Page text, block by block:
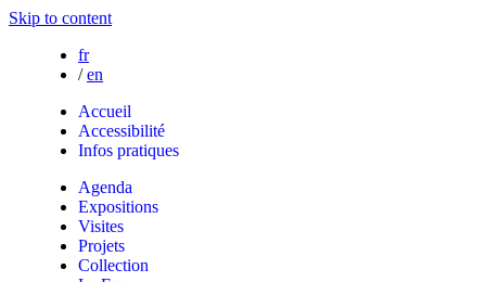
Skip to content
fr
/ en
Accueil
Accessibilité
Infos pratiques
Agenda
Expositions
Visites
Projets
Collection